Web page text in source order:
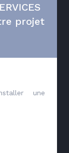
projet
une